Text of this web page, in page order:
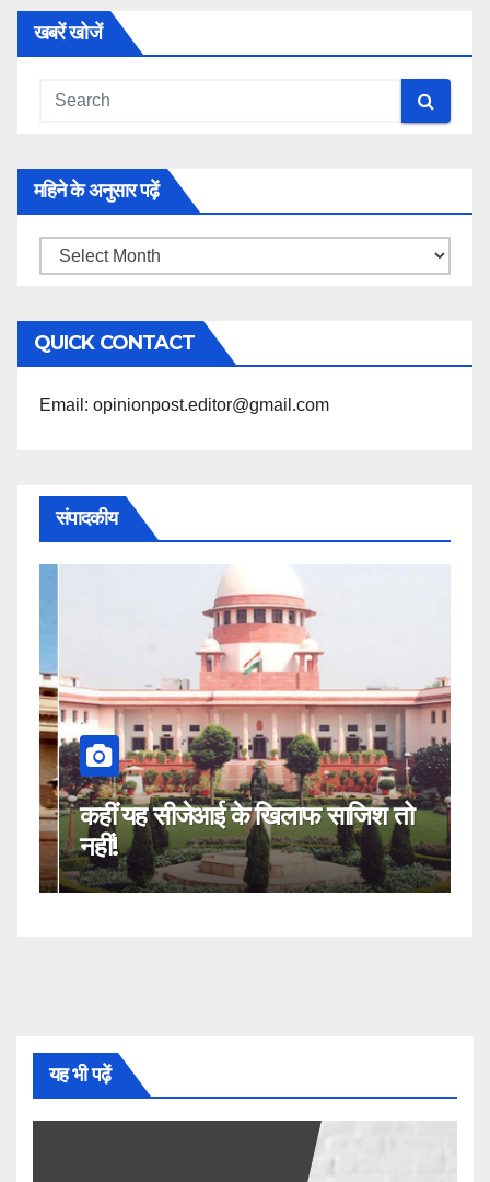
खबरें खोजें
महिने के अनुसार पढ़ें
महिने
अनुसार
पढ़ें
QUICK CONTACT
Email: opinionpost.editor@gmail.com
संपादकीय
कहीं यह सीजेआई के खिलाफ साजिश तो
नहीं!
यह भी पढ़ें